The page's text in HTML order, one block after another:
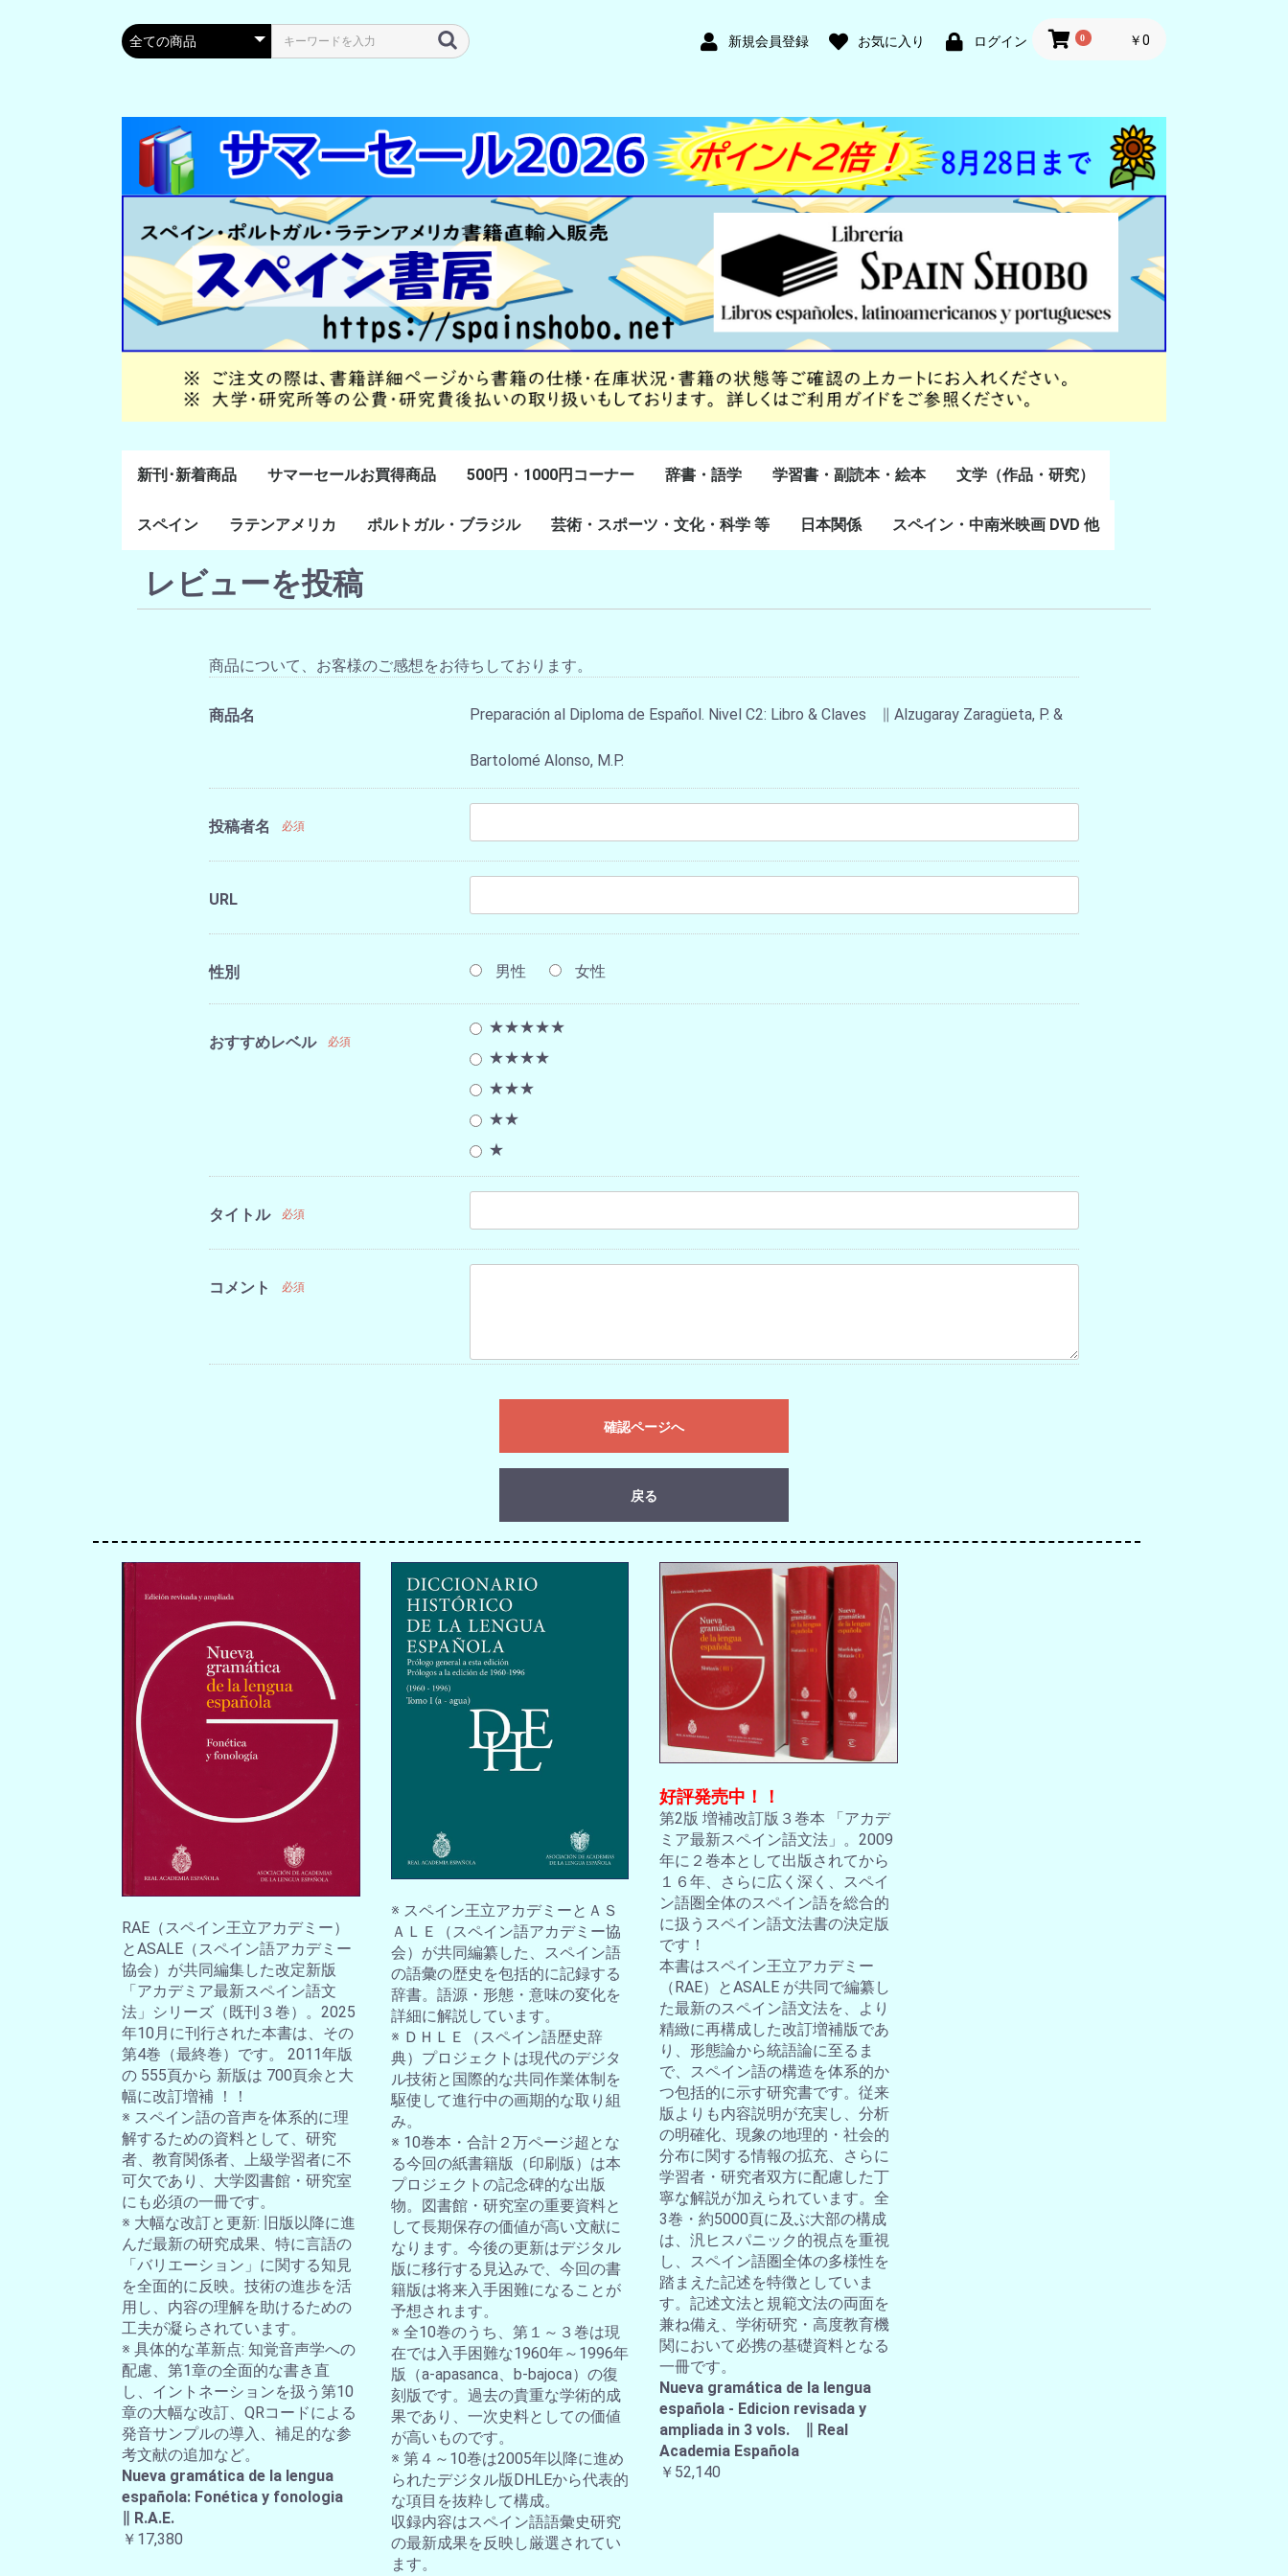
新規会員登録 お気に入り ログイン 0 ￥0
新刊･新着商品 サマーセールお買得商品 500円・1000円コーナー 辞書・語学
スペイン語
ポルトガル語
Lenguas Ibericas
Lenguas Indigenas
スペインの教科書
その他
学習書・副読本・絵本
学習教材
副読本教材
絵本・児童書
文学（作品・研究）
スペイン語文学
ポルトガル語文学
カタルーニャ文学
バスク文学
その他
スペイン
通史・全般
８～１５世紀
１６～１８世紀
１８世紀末～２０世紀
前半
20世紀後半以降
ラテンアメリカ
ラテン・アメリカ全般
メキシコ研究
中米・カリブ研究
キューバ研究
南米諸国
ペルー研究
チリ研究
アルゼンチン研究
ポルトガル・ブラジル 芸術・スポーツ・文化・科学 等 日本関係 スペイン・中南米映画 DVD 他
レビューを投稿
商品について、お客様のご感想をお待ちしております。
商品名 Preparación al Diploma de Español. Nivel C2: Libro & Claves ∥ Alzugaray Zaragüeta, P. &
Bartolomé Alonso, M.P.
投稿者名 必須
URL
性別 男性 女性
おすすめレベル 必須
★★★★★
★★★★
★★★
★★
★
タイトル 必須
コメント 必須
確認ページへ
戻る
RAE（スペイン王立アカデミー）
とASALE（スペイン語アカデミー
協会）が共同編集した改定新版
「アカデミア最新スペイン語文
法」シリーズ（既刊３巻）。2025
年10月に刊行された本書は、その
第4巻（最終巻）です。 2011年版
の 555頁から 新版は 700頁余と大
幅に改訂増補 ！！
※ スペイン語の音声を体系的に理
解するための資料として、研究
者、教育関係者、上級学習者に不
可欠であり、大学図書館・研究室
にも必須の一冊です。
※ 大幅な改訂と更新: 旧版以降に進
んだ最新の研究成果、特に言語の
「バリエーション」に関する知見
を全面的に反映。技術の進歩を活
用し、内容の理解を助けるための
工夫が凝らされています。
※ 具体的な革新点: 知覚音声学への
配慮、第1章の全面的な書き直
し、イントネーションを扱う第10
章の大幅な改訂、QRコードによる
発音サンプルの導入、補足的な参
考文献の追加など。
Nueva gramática de la lengua
española: Fonética y fonologia
∥ R.A.E.
￥17,380
※ スペイン王立アカデミーとＡＳ
ＡＬＥ（スペイン語アカデミー協
会）が共同編纂した、スペイン語
の語彙の歴史を包括的に記録する
辞書。語源・形態・意味の変化を
詳細に解説しています。
※ ＤＨＬＥ（スペイン語歴史辞
典）プロジェクトは現代のデジタ
ル技術と国際的な共同作業体制を
駆使して進行中の画期的な取り組
み。
※ 10巻本・合計２万ページ超とな
る今回の紙書籍版（印刷版）は本
プロジェクトの記念碑的な出版
物。図書館・研究室の重要資料と
して長期保存の価値が高い文献に
なります。今後の更新はデジタル
版に移行する見込みで、今回の書
籍版は将来入手困難になることが
予想されます。
※ 全10巻のうち、第１～３巻は現
在では入手困難な1960年～1996年
版（a-apasanca、b-bajoca）の復
刻版です。過去の貴重な学術的成
果であり、一次史料としての価値
が高いものです。
※ 第４～10巻は2005年以降に進め
られたデジタル版DHLEから代表的
な項目を抜粋して構成。
収録内容はスペイン語語彙史研究
の最新成果を反映し厳選されてい
ます。
好評発売中！！
第2版 増補改訂版３巻本 「アカデ
ミア最新スペイン語文法」。2009
年に２巻本として出版されてから
１６年、さらに広く深く、スペイ
ン語圏全体のスペイン語を総合的
に扱うスペイン語文法書の決定版
です！
本書はスペイン王立アカデミー
（RAE）とASALE が共同で編纂し
た最新のスペイン語文法を、より
精緻に再構成した改訂増補版であ
り、形態論から統語論に至るま
で、スペイン語の構造を体系的か
つ包括的に示す研究書です。従来
版よりも内容説明が充実し、分析
の明確化、現象の地理的・社会的
分布に関する情報の拡充、さらに
学習者・研究者双方に配慮した丁
寧な解説が加えられています。全
3巻・約5000頁に及ぶ大部の構成
は、汎ヒスパニック的視点を重視
し、スペイン語圏全体の多様性を
踏まえた記述を特徴としていま
す。記述文法と規範文法の両面を
兼ね備え、学術研究・高度教育機
関において必携の基礎資料となる
一冊です。
Nueva gramática de la lengua
española - Edicion revisada y
ampliada in 3 vols. ∥ Real
Academia Española
￥52,140